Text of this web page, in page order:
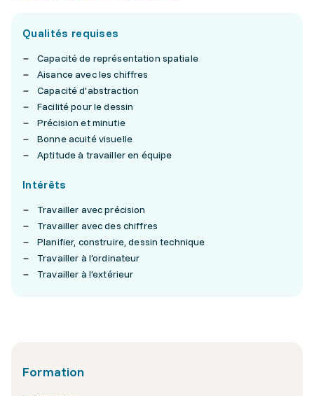
Qualités requises
Capacité de représentation spatiale
Aisance avec les chiffres
Capacité d'abstraction
Facilité pour le dessin
Précision et minutie
Bonne acuité visuelle
Aptitude à travailler en équipe
Intérêts
Travailler avec précision
Travailler avec des chiffres
Planifier, construire, dessin technique
Travailler à l'ordinateur
Travailler à l'extérieur
Formation